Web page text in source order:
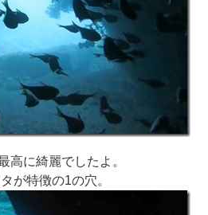
高に綺麗でしたよ。
が特徴の1の穴。